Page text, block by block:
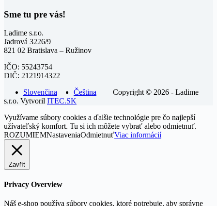
Sme tu pre vás!
Ladime s.r.o.
Jadrová 3226/9
821 02 Bratislava – Ružinov
IČO: 55243754
DIČ: 2121914322
Slovenčina
Čeština
Copyright © 2026 - Ladime
s.r.o. Vytvoril ITEC.SK
Využívame súbory cookies a ďalšie technológie pre čo najlepší
užívateľský komfort. Tu si ich môžete vybrať alebo odmietnuť.
ROZUMIEMNastaveniaOdmietnuťViac informácií
Zavřít
Privacy Overview
Náš e-shop používa súbory cookies, ktoré potrebuje, aby správne